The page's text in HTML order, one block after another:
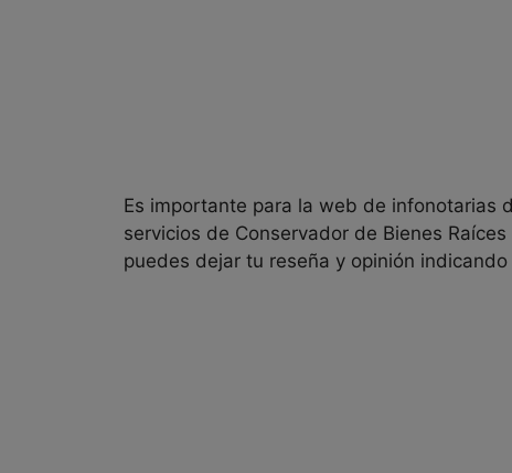
Es importante para la web de infonotarias
servicios de Conservador de Bienes
puedes dejar tu reseña y opinión